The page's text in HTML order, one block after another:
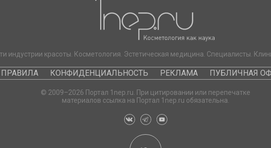
индустрии красоты. Косметология. Эстетическая медицина. Специалисты.
ПРАВИЛА КОНФИДЕНЦИАЛЬНОСТЬ РЕКЛАМА ПУБЛИЧНАЯ
© 2009–2026 Портал 1nep.ru. При цитировании или перепечатке
материалов ссылка на Портал 1nep.ru обязательна.